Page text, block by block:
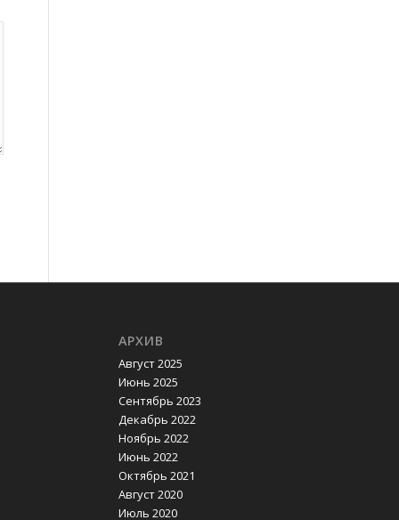
АРХИВ
Август 2025
Июнь 2025
Сентябрь 2023
Декабрь 2022
Ноябрь 2022
Июнь 2022
Октябрь 2021
Август 2020
Июль 2020